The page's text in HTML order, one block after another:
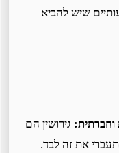
שיש להביא
גירושין הם
את זה לבד.